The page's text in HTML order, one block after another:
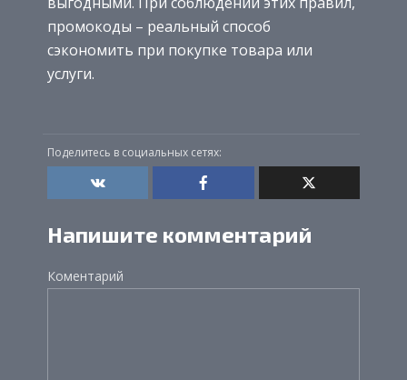
промокоды – реальный способ
сэкономить при покупке товара или
услуги.
Поделитесь в социальных сетях:
Напишите комментарий
Коментарий